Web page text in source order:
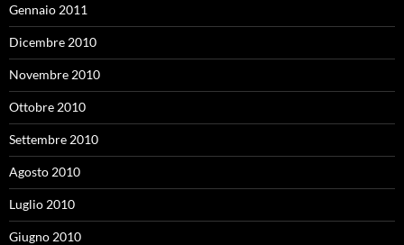
Gennaio 2011
Dicembre 2010
Novembre 2010
Ottobre 2010
Settembre 2010
Agosto 2010
Luglio 2010
Giugno 2010